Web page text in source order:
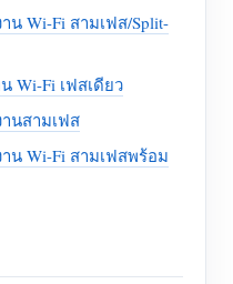
น Wi-Fi สามเฟส/Split-
Wi-Fi เฟสเดียว
านสามเฟส
น Wi-Fi สามเฟสพร้อม